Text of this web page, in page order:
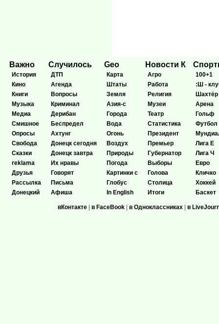
Важно
История
Кино
Книги
Музыка
Медиа
Смишное
Опросы
Свобода
Сказки
reklama
Друзья
Рассылка
Донецкий
Случилось
ДТП
Агенда
Вопросы
Криминал
Дерибан
Беспредел
Ахтунг
Донецк сегодня
Донецк завтра
Их нравы
Говорят
Письма
Афиша
Geo
Карта
Штаты
Земля
Азия-с
Города
Вода
Огонь
Воздух
Природы
Погода
Картинки с
Глобус
In English
Новости К
Агро
Работа
Религия
Музеи
Театр
Статистика
Президент
Премьер
Губернатор
Выборы
Голова
Столица
Итоги
100+1
:Ш -
Шахтёр
Арена
Гольф
Футбол
Лига Е
Лига Ч
Евро
Кличко
Хоккей
Баскет
вКонтакте в FaceBook в Одноклассниках в